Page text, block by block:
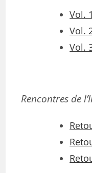
Vol. 1
Vol.
Vol.
Rencontres de